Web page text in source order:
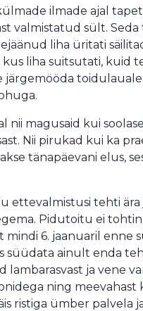
ilmade ajal
valmistatud sült.
liha üritati
kus liha suitsutati, kuid
järgemööda
nii magusaid kui
Nii pirukad kui ka
tänapäevani elus,
ettevalmistusi tehti
Pidutoitu ei
6. jaanuaril enne
süüdata ainult enda
lambarasvast ja vene
ning
ristiga ümber palvela